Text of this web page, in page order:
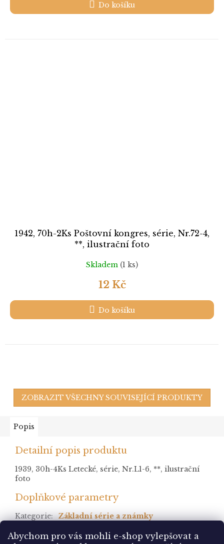
Abychom pro vás mohli e-shop vylepšovat a
Do košíku
1942, 70h-2Ks Poštovní kongres, série, Nr.72-4,
**, ilustrační foto
Skladem (1 ks)
12 Kč
Do košíku
ZOBRAZIT VŠECHNY SOUVISEJÍCÍ PRODUKTY
Popis
Detailní popis produktu
1939, 30h-4Ks Letecké, série, Nr.L1-6, **, ilustrační
foto
Doplňkové parametry
Kategorie: Základní série a známky